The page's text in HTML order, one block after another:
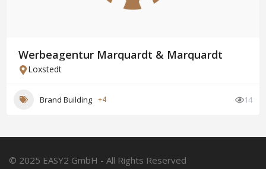
Werbeagentur Marquardt & Marquardt
Loxstedt
Brand Building +4 14
© 2025 EASY2 GmbH - All Rights Reserved